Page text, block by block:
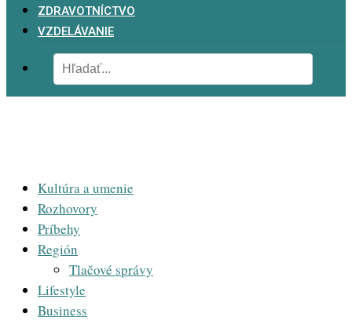
ZDRAVOTNÍCTVO
VZDELÁVANIE
Kultúra a umenie
Rozhovory
Príbehy
Región
Tlačové správy
Lifestyle
Business